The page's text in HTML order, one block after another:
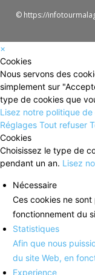
© https://
×
Cookies
Nous servons des
simplement sur
type de cookies que
Lisez notre politique de
Réglages Tout refuser
Cookies
Choisissez le type de
pendant un an. Lisez
Nécessaire
Ces cookies ne
fonctionnement du
Statistiques
Afin que nous
du site Web, en
Experience